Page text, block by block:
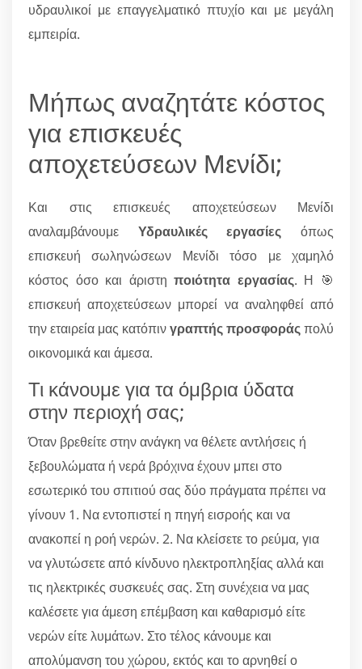
υδραυλικοί με επαγγελματικό πτυχίο και με μεγάλη
εμπειρία.
Μήπως αναζητάτε κόστος
για επισκευές
αποχετεύσεων Μενίδι;
Και στις επισκευές αποχετεύσεων Μενίδι
αναλαμβάνουμε Υδραυλικές εργασίες όπως
επισκευή σωληνώσεων Μενίδι τόσο με χαμηλό
κόστος όσο και άριστηποιότητα εργασίας. Η 🎯
επισκευή αποχετεύσεων μπορεί να αναληφθεί από
την εταιρεία μας κατόπινγραπτής προσφοράςπολύ
οικονομικά και άμεσα.
Τι κάνουμε για τα όμβρια ύδατα
στην περιοχή σας;
Όταν βρεθείτε στην ανάγκη να θέλετε αντλήσεις ή
ξεβουλώματα ή νερά βρόχινα έχουν μπει στο
εσωτερικό του σπιτιού σας δύο πράγματα πρέπει να
γίνουν 1. Να εντοπιστεί η πηγή εισροής και να
ανακοπεί η ροή νερών. 2. Να κλείσετε το ρεύμα, για
να γλυτώσετε από κίνδυνο ηλεκτροπληξίας αλλά και
τις ηλεκτρικές συσκευές σας. Στη συνέχεια να μας
καλέσετε για άμεση επέμβαση και καθαρισμό είτε
νερών είτε λυμάτων. Στο τέλος κάνουμε και
απολύμανση του χώρου, εκτός και το αρνηθεί ο